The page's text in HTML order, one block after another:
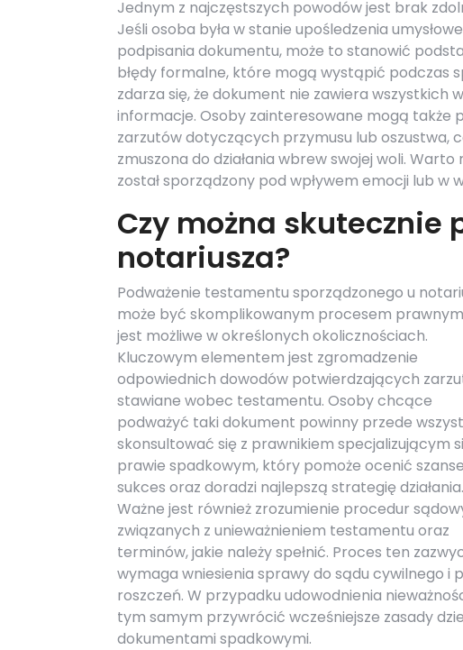
Jednym z najczęstszych powodów jest brak
Jeśli osoba była w stanie upośledzenia
podpisania dokumentu, może to stanowić
błędy formalne, które mogą wystąpić podczas
zdarza się, że dokument nie zawiera
informacje. Osoby zainteresowane mogą
zarzutów dotyczących przymusu lub oszustwa,
zmuszona do działania wbrew swojej woli.
został sporządzony pod wpływem emocji lub w
Czy można
notariusza?
Podważenie testamentu sporządzonego u
może być skomplikowanym procesem
jest możliwe w określonych okolicznościach.
Kluczowym elementem jest zgromadzenie
odpowiednich dowodów potwierdzających
stawiane wobec testamentu. Osoby chcące
podważyć taki dokument powinny przede
skonsultować się z prawnikiem specjalizującym
prawie spadkowym, który pomoże ocenić
sukces oraz doradzi najlepszą strategię działania.
Ważne jest również zrozumienie procedur
związanych z unieważnieniem testamentu oraz
terminów, jakie należy spełnić. Proces ten
wymaga wniesienia sprawy do sądu cywilnego
roszczeń. W przypadku udowodnienia
tym samym przywrócić wcześniejsze zasady
dokumentami spadkowymi.